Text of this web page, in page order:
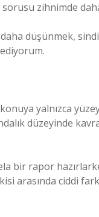
zihnimde
düşünmek,
yalnızca
düzeyinde
bir rapor
arasında ciddi